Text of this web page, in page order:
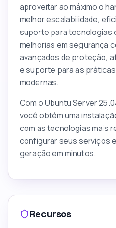
aproveitar ao máximo o
melhor escalabilidade,
suporte para tecnologias
melhorias em segurança
avançados de proteção,
e suporte para as
modernas.
Com o Ubuntu Server
você obtém uma
com as tecnologias mais
configurar seus serviços
geração em minutos.
Recursos